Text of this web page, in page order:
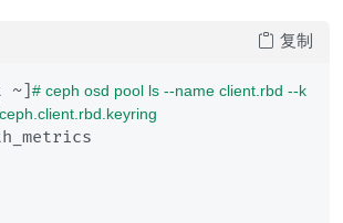
~] # ceph osd pool ls --name client.rbd --k
复制